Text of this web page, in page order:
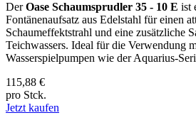
DerOase Schaumsprudler 35 - 10 E ist
Fontänenaufsatz aus Edelstahl für einen
Schaumeffektstrahl und eine zusätzliche
Teichwassers. Ideal für die Verwendung
Wasserspielpumpen wie der Aquarius-
115,88 €
pro Stck.
Jetzt kaufen